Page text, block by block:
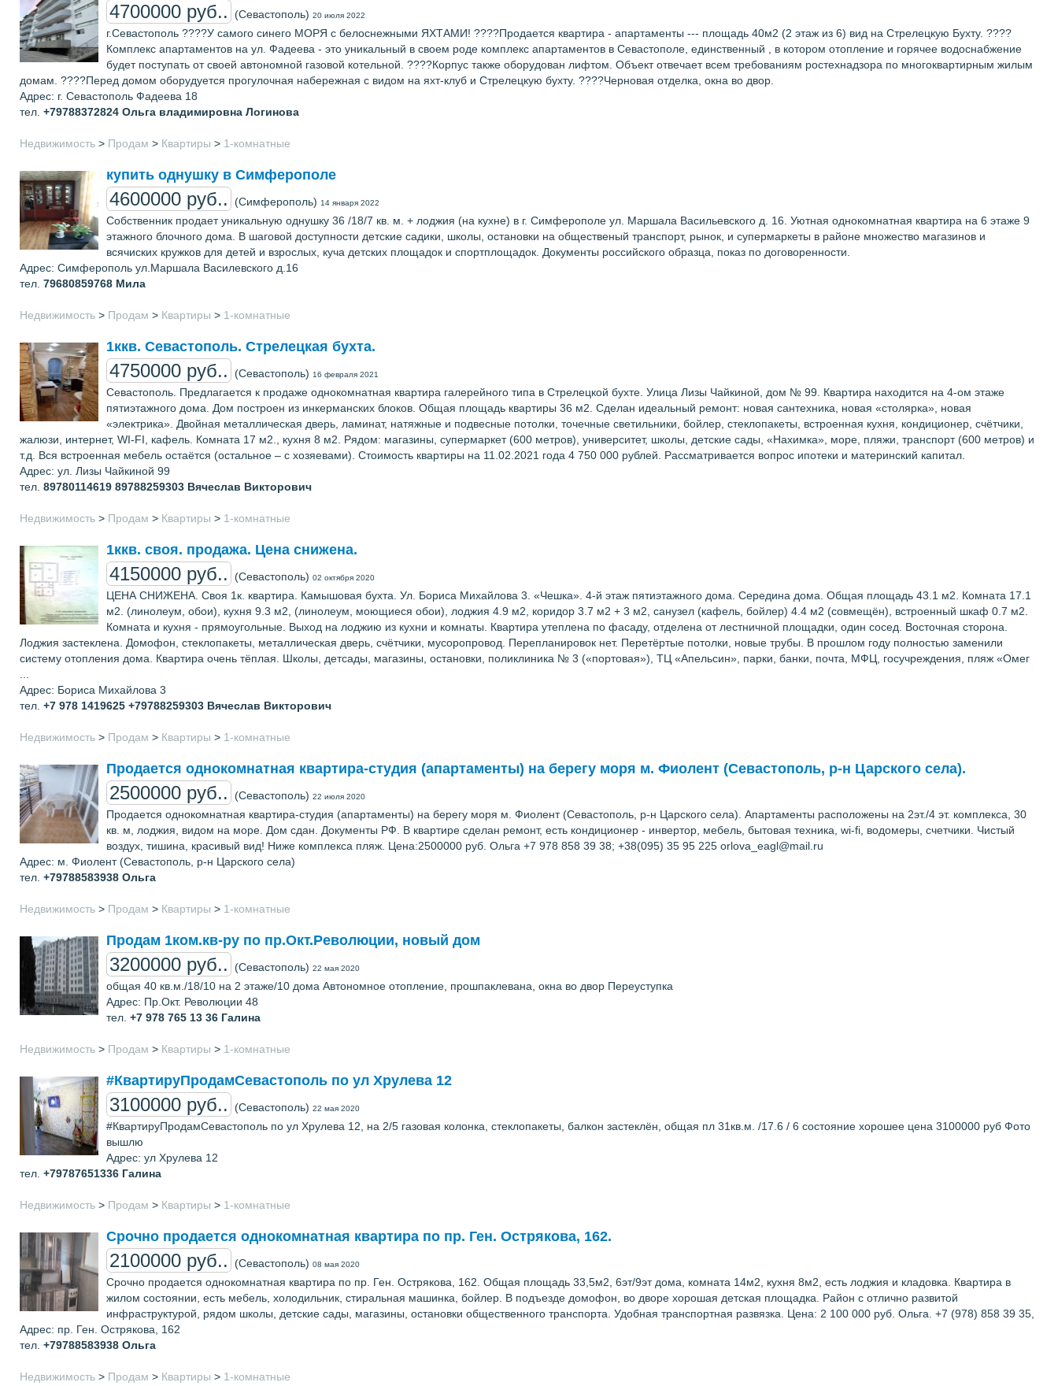
4700000 руб.. (Севастополь) 20 июля 2022
г.Севастополь ????У самого синего МОРЯ с белоснежными ЯХТАМИ! ????Продается квартира - апартаменты --- площадь 40м2 (2 этаж из 6) вид на Стрелецкую Бухту. ????
Комплекс апартаментов на ул. Фадеева - это уникальный в своем роде комплекс апартаментов в Севастополе, единственный , в котором отопление и горячее водоснабжение
будет поступать от своей автономной газовой котельной. ????Корпус также оборудован лифтом. Объект отвечает всем требованиям ростехнадзора по многоквартирным жилым
домам. ????Перед домом оборудуется прогулочная набережная с видом на яхт-клуб и Стрелецкую бухту. ????Черновая отделка, окна во двор.
Адрес: г. Севастополь Фадеева 18
тел. +79788372824 Ольга владимировна Логинова
Недвижимость > Продам > Квартиры > 1-комнатные
купить однушку в Симферополе
4600000 руб.. (Симферополь) 14 января 2022
Собственник продает уникальную однушку 36 /18/7 кв. м. + лоджия (на кухне) в г. Симферополе ул. Маршала Васильевского д. 16. Уютная однокомнатная квартира на 6 этаже 9
этажного блочного дома. В шаговой доступности детские садики, школы, остановки на общественый транспорт, рынок, и супермаркеты в районе множество магазинов и
всячиских кружков для детей и взрослых, куча детских площадок и спортплощадок. Документы российского образца, показ по договоренности.
Адрес: Симферополь ул.Маршала Василевского д.16
тел. 79680859768 Мила
Недвижимость > Продам > Квартиры > 1-комнатные
1ккв. Севастополь. Стрелецкая бухта.
4750000 руб.. (Севастополь) 16 февраля 2021
Севастополь. Предлагается к продаже однокомнатная квартира галерейного типа в Стрелецкой бухте. Улица Лизы Чайкиной, дом № 99. Квартира находится на 4-ом этаже
пятиэтажного дома. Дом построен из инкерманских блоков. Общая площадь квартиры 36 м2. Сделан идеальный ремонт: новая сантехника, новая «столярка», новая
«электрика». Двойная металлическая дверь, ламинат, натяжные и подвесные потолки, точечные светильники, бойлер, стеклопакеты, встроенная кухня, кондиционер, счётчики,
жалюзи, интернет, WI-FI, кафель. Комната 17 м2., кухня 8 м2. Рядом: магазины, супермаркет (600 метров), университет, школы, детские сады, «Нахимка», море, пляжи, транспорт (600 метров) и
т.д. Вся встроенная мебель остаётся (остальное – с хозяевами). Стоимость квартиры на 11.02.2021 года 4 750 000 рублей. Рассматривается вопрос ипотеки и материнский капитал.
Адрес: ул. Лизы Чайкиной 99
тел. 89780114619 89788259303 Вячеслав Викторович
Недвижимость > Продам > Квартиры > 1-комнатные
1ккв. своя. продажа. Цена снижена.
4150000 руб.. (Севастополь) 02 октября 2020
ЦЕНА СНИЖЕНА. Своя 1к. квартира. Камышовая бухта. Ул. Бориса Михайлова 3. «Чешка». 4-й этаж пятиэтажного дома. Середина дома. Общая площадь 43.1 м2. Комната 17.1
м2. (линолеум, обои), кухня 9.3 м2, (линолеум, моющиеся обои), лоджия 4.9 м2, коридор 3.7 м2 + 3 м2, санузел (кафель, бойлер) 4.4 м2 (совмещён), встроенный шкаф 0.7 м2.
Комната и кухня - прямоугольные. Выход на лоджию из кухни и комнаты. Квартира утеплена по фасаду, отделена от лестничной площадки, один сосед. Восточная сторона.
Лоджия застеклена. Домофон, стеклопакеты, металлическая дверь, счётчики, мусоропровод. Перепланировок нет. Перетёртые потолки, новые трубы. В прошлом году полностью заменили
систему отопления дома. Квартира очень тёплая. Школы, детсады, магазины, остановки, поликлиника № 3 («портовая»), ТЦ «Апельсин», парки, банки, почта, МФЦ, госучреждения, пляж «Омег
Адрес: Бориса Михайлова 3
тел. +7 978 1419625 +79788259303 Вячеслав Викторович
Недвижимость > Продам > Квартиры > 1-комнатные
Продается однокомнатная квартира-студия (апартаменты) на берегу моря м. Фиолент (Севастополь, р-н Царского села).
2500000 руб.. (Севастополь) 22 июля 2020
Продается однокомнатная квартира-студия (апартаменты) на берегу моря м. Фиолент (Севастополь, р-н Царского села). Апартаменты расположены на 2эт./4 эт. комплекса, 30
кв. м, лоджия, видом на море. Дом сдан. Документы РФ. В квартире сделан ремонт, есть кондиционер - инвертор, мебель, бытовая техника, wi-fi, водомеры, счетчики. Чистый
воздух, тишина, красивый вид! Ниже комплекса пляж. Цена:2500000 руб. Ольга +7 978 858 39 38; +38(095) 35 95 225 orlova_eagl@mail.ru
Адрес: м. Фиолент (Севастополь, р-н Царского села)
тел. +79788583938 Ольга
Недвижимость > Продам > Квартиры > 1-комнатные
Продам 1ком.кв-ру по пр.Окт.Революции, новый дом
3200000 руб.. (Севастополь) 22 мая 2020
общая 40 кв.м./18/10 на 2 этаже/10 дома Автономное отопление, прошпаклевана, окна во двор Переуступка
Адрес: Пр.Окт. Революции 48
тел. +7 978 765 13 36 Галина
Недвижимость > Продам > Квартиры > 1-комнатные
#КвартируПродамСевастополь по ул Хрулева 12
3100000 руб.. (Севастополь) 22 мая 2020
#КвартируПродамСевастополь по ул Хрулева 12, на 2/5 газовая колонка, стеклопакеты, балкон застеклён, общая пл 31кв.м. /17.6 / 6 состояние хорошее цена 3100000 руб Фото
вышлю
Адрес: ул Хрулева 12
тел. +79787651336 Галина
Недвижимость > Продам > Квартиры > 1-комнатные
Срочно продается однокомнатная квартира по пр. Ген. Острякова, 162.
2100000 руб.. (Севастополь) 08 мая 2020
Срочно продается однокомнатная квартира по пр. Ген. Острякова, 162. Общая площадь 33,5м2, 6эт/9эт дома, комната 14м2, кухня 8м2, есть лоджия и кладовка. Квартира в
жилом состоянии, есть мебель, холодильник, стиральная машинка, бойлер. В подъезде домофон, во дворе хорошая детская площадка. Район с отлично развитой
инфраструктурой, рядом школы, детские сады, магазины, остановки общественного транспорта. Удобная транспортная развязка. Цена: 2 100 000 руб. Ольга. +7 (978) 858 39 35,
Адрес: пр. Ген. Острякова, 162
тел. +79788583938 Ольга
Недвижимость > Продам > Квартиры > 1-комнатные